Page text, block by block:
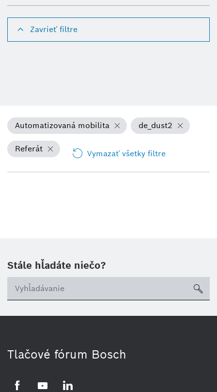
Zavrieť filtre
Automatizovaná mobilita de_dust2
Referát Vymazať všetky filtre
Stále hľadáte niečo?
Tlačové fórum Bosch